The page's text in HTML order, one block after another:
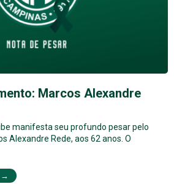
Marcos Alexandre
manifesta seu profundo pesar pelo
Alexandre Rede, aos 62 anos. O
→